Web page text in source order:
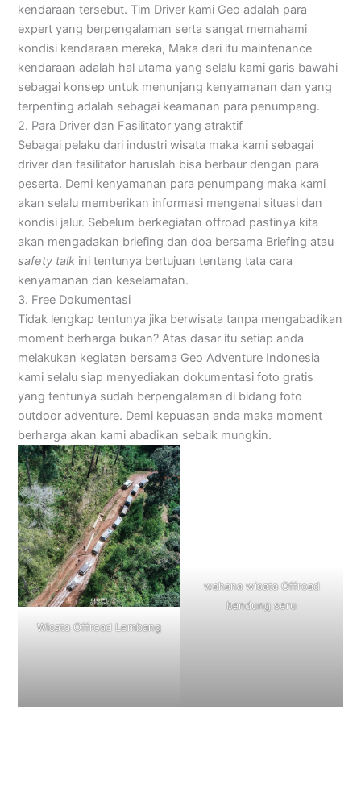
kendaraan tersebut. Tim Driver kami Geo adalah para
expert yang berpengalaman serta sangat memahami
kondisi kendaraan mereka, Maka dari itu maintenance
kendaraan adalah hal utama yang selalu kami garis bawahi
sebagai konsep untuk menunjang kenyamanan dan yang
terpenting adalah sebagai keamanan para penumpang.
2. Para Driver dan Fasilitator yang atraktif
Sebagai pelaku dari industri wisata maka kami sebagai
driver dan fasilitator haruslah bisa berbaur dengan para
peserta. Demi kenyamanan para penumpang maka kami
akan selalu memberikan informasi mengenai situasi dan
kondisi jalur. Sebelum berkegiatan offroad pastinya kita
akan mengadakan briefing dan doa bersama Briefing atau
safety talk ini tentunya bertujuan tentang tata cara
kenyamanan dan keselamatan.
3. Free Dokumentasi
Tidak lengkap tentunya jika berwisata tanpa mengabadikan
moment berharga bukan? Atas dasar itu setiap anda
melakukan kegiatan bersama Geo Adventure Indonesia
kami selalu siap menyediakan dokumentasi foto gratis
yang tentunya sudah berpengalaman di bidang foto
outdoor adventure. Demi kepuasan anda maka moment
berharga akan kami abadikan sebaik mungkin.
Wisata Offroad Lembang